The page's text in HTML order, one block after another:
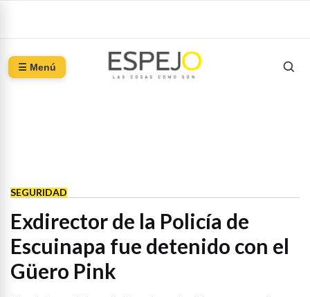
☰ Menú
SEGURIDAD
Exdirector de la Policía de
Escuinapa fue detenido con el
Güero Pink